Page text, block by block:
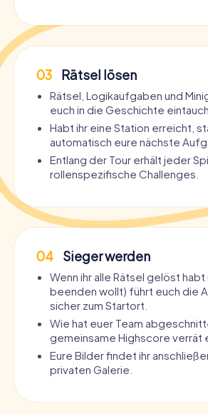
03 Rätsel lösen
Rätsel, Logikaufgaben und
euch in die Geschichte
Habt ihr eine Station erreicht,
automatisch eure nächste
Entlang der Tour erhält jeder
rollenspezifische Challenges.
04 Sieger werden
Wenn ihr alle Rätsel gelöst
beenden wollt) führt euch die
sicher zum Startort.
Wie hat euer Team
gemeinsame Highscore verrät
Eure Bilder findet ihr
privaten Galerie.